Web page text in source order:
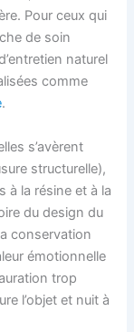
Pour ceux qui
de soin
naturel
comme
.
s’avèrent
structurelle),
à la résine et à la
du design du
conservation
émotionnelle
trop
l’objet et nuit à